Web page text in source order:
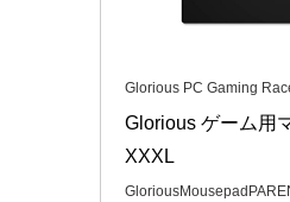
Glorious PC Gaming
Glorious ゲーム用
XXXL